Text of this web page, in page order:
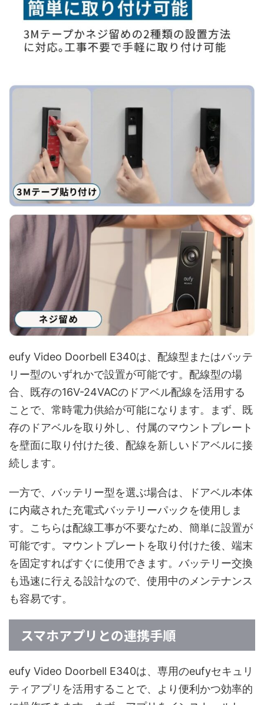
eufy Video Doorbell E340は、配線型またはバッテ
リー型のいずれかで設置が可能です。配線型の場
合、既存の16V-24VACのドアベル配線を活用する
ことで、常時電力供給が可能になります。まず、既
存のドアベルを取り外し、付属のマウントプレート
を壁面に取り付けた後、配線を新しいドアベルに接
続します。
一方で、バッテリー型を選ぶ場合は、ドアベル本体
に内蔵された充電式バッテリーパックを使用しま
す。こちらは配線工事が不要なため、簡単に設置が
可能です。マウントプレートを取り付けた後、端末
を固定すればすぐに使用できます。バッテリー交換
も迅速に行える設計なので、使用中のメンテナンス
も容易です。
スマホアプリとの連携手順
eufy Video Doorbell E340は、専用のeufyセキュリ
ティアプリを活用することで、より便利かつ効率的